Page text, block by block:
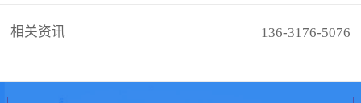
相关资讯 136-3176-5076